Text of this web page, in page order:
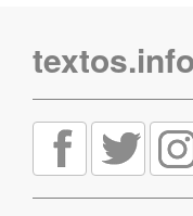
textos.info